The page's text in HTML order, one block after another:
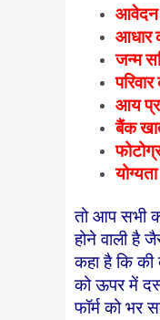
आवेदन
आधार
जन्म
आय
बैंक
तो आप सभी
होने वाली है
कहा है कि
को ऊपर में
फॉर्म को भर